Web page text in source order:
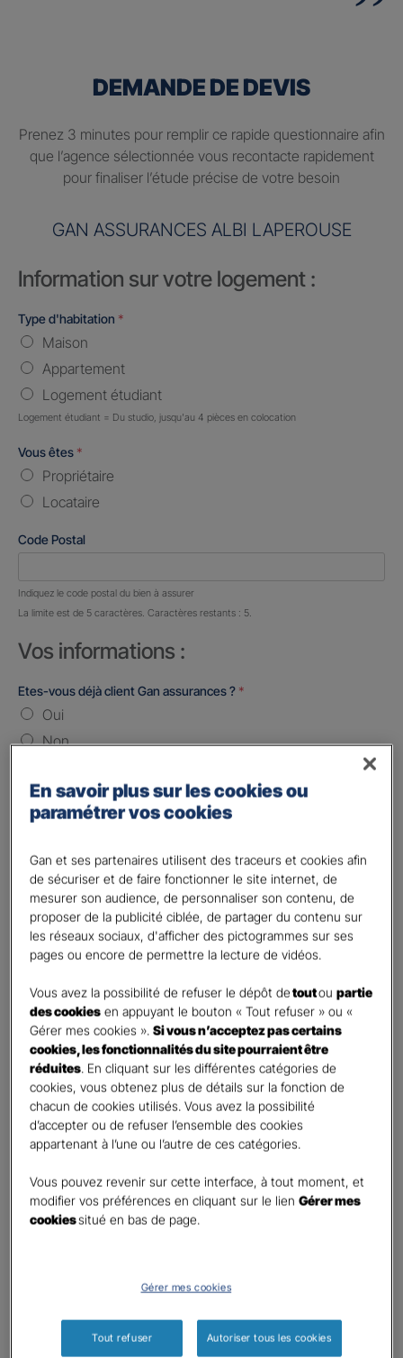
DEMANDE DE DEVIS
Prenez 3 minutes pour remplir ce rapide questionnaire afin
que l’agence sélectionnée vous recontacte rapidement
pour finaliser l’étude précise de votre besoin
GAN ASSURANCES ALBI LAPEROUSE
Information sur votre logement :
Type d'habitation *
Maison
Appartement
Logement étudiant
Logement étudiant = Du studio, jusqu'au 4 pièces en colocation
Vous êtes *
Propriétaire
Locataire
Code Postal
Nombre de caractères restants :
Indiquez le code postal du bien à assurer
La limite est de 5 caractères. Caractères restants : 5.
Vos informations :
Etes-vous déjà client Gan assurances ? *
Oui
Non
Madame
Contact*
First Last
Téléphone*
United
States
+1
E-mail*
Informations complémentaires (facultatif)
Information données personnelles *
En cochant cette case et en soumettant ce formulaire,
j'accepte que mes données personnelles soient utilisées
Pour connaitre et exercer vos droits, notamment de retrait de votre consentement
En savoir plus sur les cookies ou
paramétrer vos cookies
Gan et ses partenaires utilisent des traceurs et cookies afin
de sécuriser et de faire fonctionner le site internet, de
mesurer son audience, de personnaliser son contenu, de
proposer de la publicité ciblée, de partager du contenu sur
les réseaux sociaux, d'afficher des pictogrammes sur ses
pages ou encore de permettre la lecture de vidéos.
Vous avez la possibilité de refuser le dépôt detoutoupartie
des cookies en appuyant le bouton « Tout refuser » ou «
Gérer mes cookies ».Si vous n’acceptez pas certains
cookies, les fonctionnalités du site pourraient être
réduites. En cliquant sur les différentes catégories de
cookies, vous obtenez plus de détails sur la fonction de
chacun de cookies utilisés. Vous avez la possibilité
d’accepter ou de refuser l’ensemble des cookies
appartenant à l’une ou l’autre de ces catégories.
Vous pouvez revenir sur cette interface, à tout moment, et
modifier vos préférences en cliquant sur le lienGérer mes
cookiessitué en bas de page.
Gérer mes cookies
Tout refuser Autoriser tous les cookies